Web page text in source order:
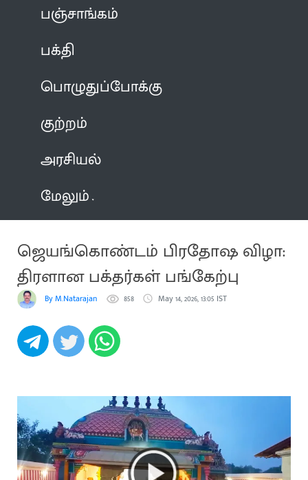
பஞ்சாங்கம்
பக்தி
பொழுதுப்போக்கு
குற்றம்
அரசியல்
மேலும்
ஜெயங்கொண்டம் பிரதோஷ விழா:
திரளான பக்தர்கள் பங்கேற்பு
By M.Natarajan 858 May 14, 2026, 13:05 IST